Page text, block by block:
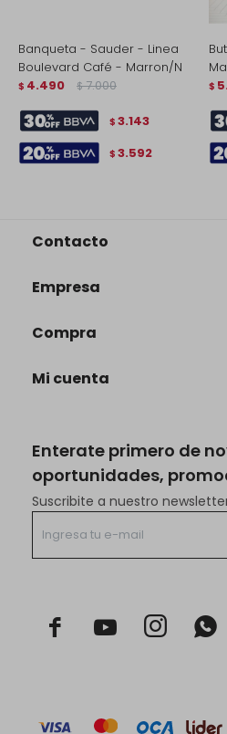
Banqueta - Sauder - Linea
Boulevard Café - Marron/N
$ 4.490 $ 7.000
$ 3.143
$ 3.592
$
Enterate primero de
oportunidades,
Suscribite a nuestro
  
Contacto
Empresa
Compra
Mi cuenta